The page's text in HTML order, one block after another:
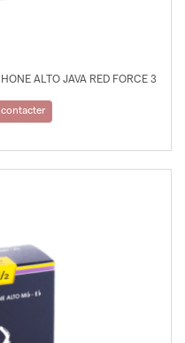
ALTO JAVA RED FORCE 3